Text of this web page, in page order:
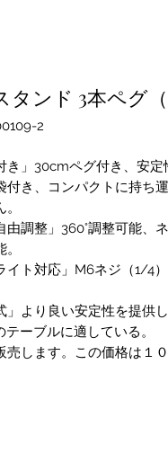
ンド 3本ペグ（
2
き」30cmペグ付き、安
付き、コンパクトに持ち
由調整」360°調整可能
イト対応」M6ネジ（1/4
」より良い安定性を提供
ーブルに適している。
売します。この価格は１